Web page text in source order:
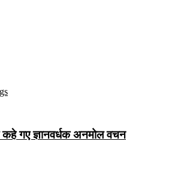
गए ज्ञानवर्धक अनमोल वचन